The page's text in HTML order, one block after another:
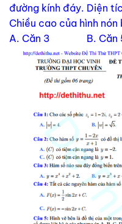
đường kính đáy. Diện
Chiều cao của hình nón
A. Căn 3 B.